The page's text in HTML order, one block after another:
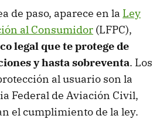
de paso, aparece en la Ley
al Consumidor (LFPC),
legal que te protege de
y hasta sobreventa. Los
al usuario son la
Federal de Aviación Civil,
el cumplimiento de la ley.